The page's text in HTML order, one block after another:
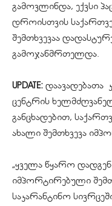
გამოვლინდა, ექვსი
დროისთვის
შემთხვევაა
გამოჯანმრთელდა.
UPDATE:
ცენტრის
განცხადებით,
ახალი შემთხვევა
„ყველა წყარო
იმპორტირებული
საკარანტინო